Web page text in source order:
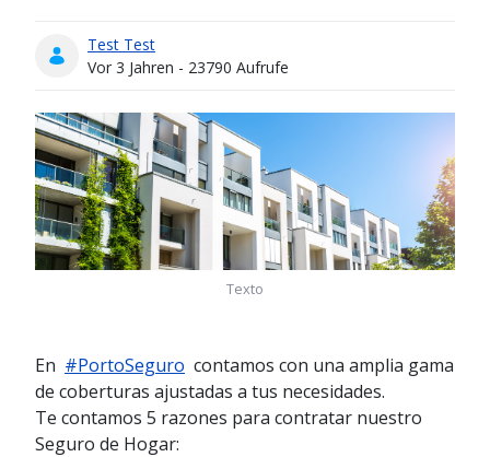
Test Test
Publikationsdatum
Vor 3 Jahren - 23790 Aufrufe
Texto
En #PortoSeguro contamos con una amplia gama
de coberturas ajustadas a tus necesidades.
Te contamos 5 razones para contratar nuestro
Seguro de Hogar: